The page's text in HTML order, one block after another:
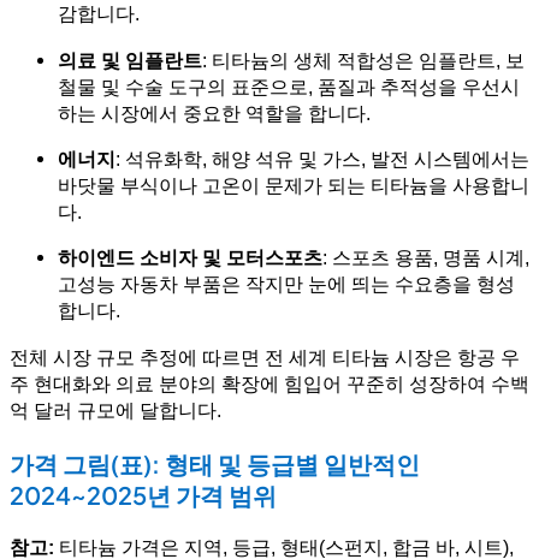
감합니다.
의료 및 임플란트: 티타늄의 생체 적합성은 임플란트, 보
철물 및 수술 도구의 표준으로, 품질과 추적성을 우선시
하는 시장에서 중요한 역할을 합니다.
에너지: 석유화학, 해양 석유 및 가스, 발전 시스템에서는
바닷물 부식이나 고온이 문제가 되는 티타늄을 사용합니
다.
하이엔드 소비자 및 모터스포츠: 스포츠 용품, 명품 시계,
고성능 자동차 부품은 작지만 눈에 띄는 수요층을 형성
합니다.
전체 시장 규모 추정에 따르면 전 세계 티타늄 시장은 항공 우
주 현대화와 의료 분야의 확장에 힘입어 꾸준히 성장하여 수백
억 달러 규모에 달합니다.
가격 그림(표): 형태 및 등급별 일반적인
2024~2025년 가격 범위
참고: 티타늄 가격은 지역, 등급, 형태(스펀지, 합금 바, 시트),